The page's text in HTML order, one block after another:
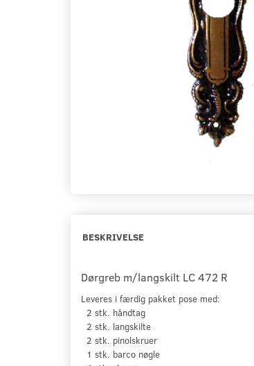
BESKRIVELSE
Dørgreb m/langskilt LC 472 R
Leveres i færdig pakket pose med:
2 stk. håndtag
2 stk. langskilte
2 stk. pinolskruer
1 stk. barco nøgle